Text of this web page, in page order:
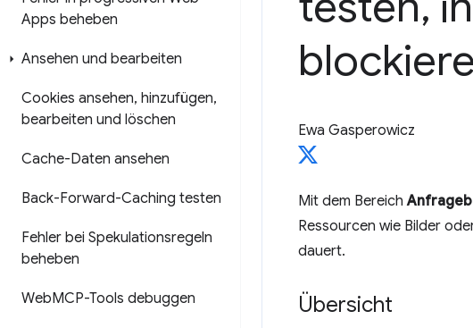
Apps beheben
Ansehen und bearbeiten
Cookies ansehen, hinzufügen,
bearbeiten und löschen
Cache-Daten ansehen
Back-Forward-Caching testen
Fehler bei Spekulationsregeln
beheben
WebMCP-Tools debuggen
Ewa Gasperowicz
Mit dem Bereich
Ressourcen wie Bilder
dauert.
Übersicht